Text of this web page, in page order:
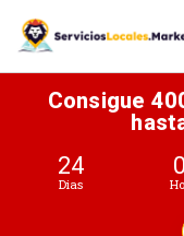
Consigue
24
Dias